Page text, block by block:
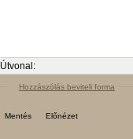
Útvonal:
Hozzászólás beviteli forma